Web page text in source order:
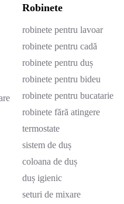
Robinete
robinete pentru lavoar
robinete pentru cadă
robinete pentru duș
robinete pentru bideu
robinete pentru bucatarie
robinete fără atingere
termostate
sistem de duș
coloana de duș
duș igienic
seturi de mixare